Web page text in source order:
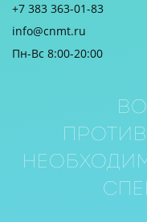
+7 383 363-01-83
info@cnmt.ru
Пн-Вс 8:00-20:00